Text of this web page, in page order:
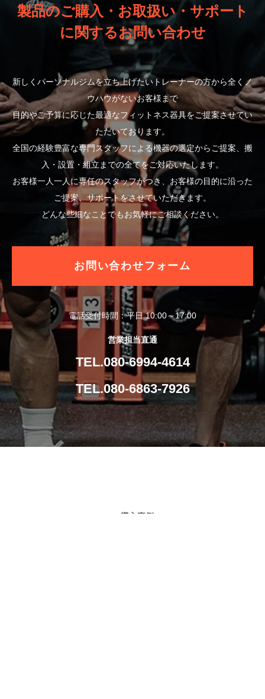
製品のご購入・お取扱い・サポート
に関するお問い合わせ
新しくパーソナルジムを立ち上げたいトレーナーの方から全くノ
ウハウがないお客様まで
目的やご予算に応じた最適なフィットネス器具をご提案させてい
ただいております。
全国の経験豊富な専門スタッフによる機器の選定からご提案、搬
入・設置・組立までの全てをご対応いたします。
お客様一人一人に専任のスタッフがつき、お客様の目的に沿った
ご提案、サポートをさせていただきます。
どんな些細なことでもお気軽にご相談ください。
お問い合わせフォーム
電話受付時間：平日 10:00～17:00
営業担当直通
TEL.080-6994-4614
TEL.080-6863-7926
導入事例